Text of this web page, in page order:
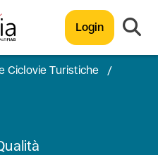
Login
Ciclovie Turistiche
/